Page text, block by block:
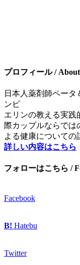
プロフィール /
日本人薬剤師ペータ
ンビ
エリンの教える実践
際カップルならでは
よる健康についての
詳しい内容はこちら
フォローはこちら /
Facebook
B! Hatebu
Twitter